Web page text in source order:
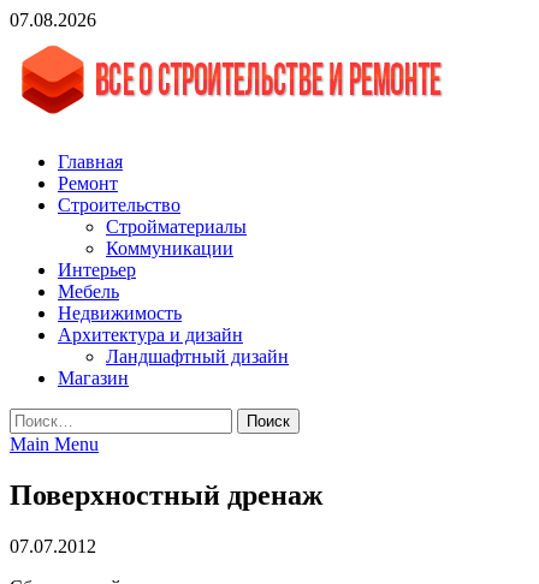
Skip
content
07.08.2026
vgasa.ru
Строительный журнал. Всё о строительстве и ремонтах
Главная
Ремонт
Строительство
Стройматериалы
Коммуникации
Интерьер
Мебель
Недвижимость
Архитектура и дизайн
Ландшафтный дизайн
Магазин
Найти:
Main Menu
Поверхностный дренаж
07.07.2012